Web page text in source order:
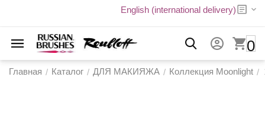
English (international delivery)
0
Главная / Каталог / ДЛЯ МАКИЯЖА / Коллекция Moonlight /